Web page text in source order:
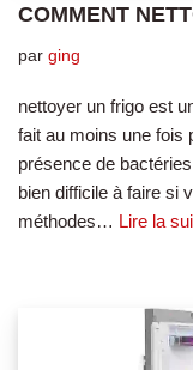
COMMENT
par ging
nettoyer un frigo est
fait au moins une fois
présence de
bien difficile à faire si
méthodes… Lire la